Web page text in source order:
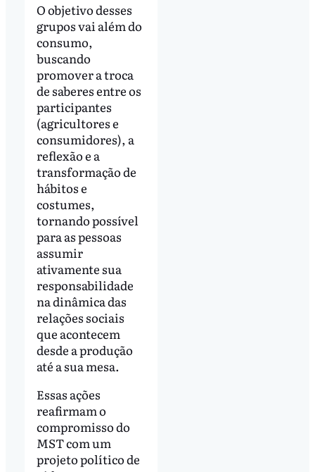
O objetivo desses
grupos vai além do
consumo,
buscando
promover a troca
de saberes entre os
participantes
(agricultores e
consumidores), a
reflexão e a
transformação de
hábitos e
costumes,
tornando possível
para as pessoas
assumir
ativamente sua
responsabilidade
na dinâmica das
relações sociais
que acontecem
desde a produção
até a sua mesa.
Essas ações
reafirmam o
compromisso do
MST com um
projeto político de